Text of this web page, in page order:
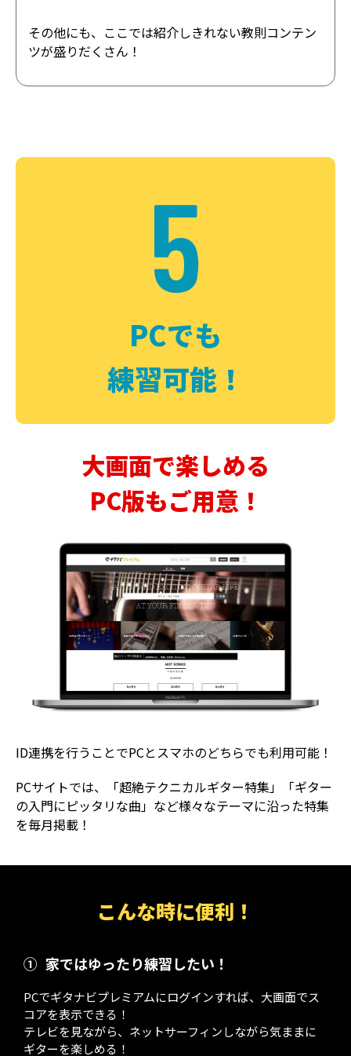
その他にも、ここでは紹介しきれない教則コンテン
ツが盛りだくさん！
5
PCでも
練習可能！
大画面で楽しめる
PC版もご用意！
ID連携を行うことでPCとスマホのどちらでも利用可能！
PCサイトでは、「超絶テクニカルギター特集」「ギター
の入門にピッタリな曲」など様々なテーマに沿った特集
を毎月掲載！
こんな時に便利！
① 家ではゆったり練習したい！
PCでギタナビプレミアムにログインすれば、大画面でス
コアを表示できる！
テレビを見ながら、ネットサーフィンしながら気ままに
ギターを楽しめる！